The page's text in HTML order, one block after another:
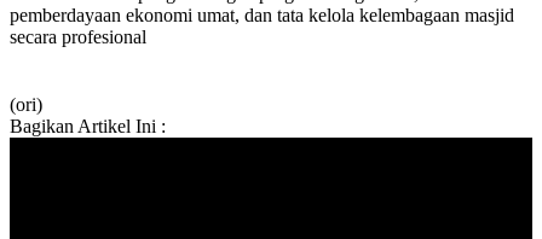
pemberdayaan ekonomi umat, dan tata kelola kelembagaan masjid
secara profesional
(ori)
Bagikan Artikel Ini :